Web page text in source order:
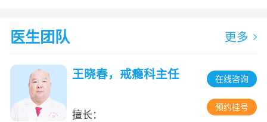
医生团队 更多
王晓春，戒瘾科主任
擅长：
在线咨询
预约挂号